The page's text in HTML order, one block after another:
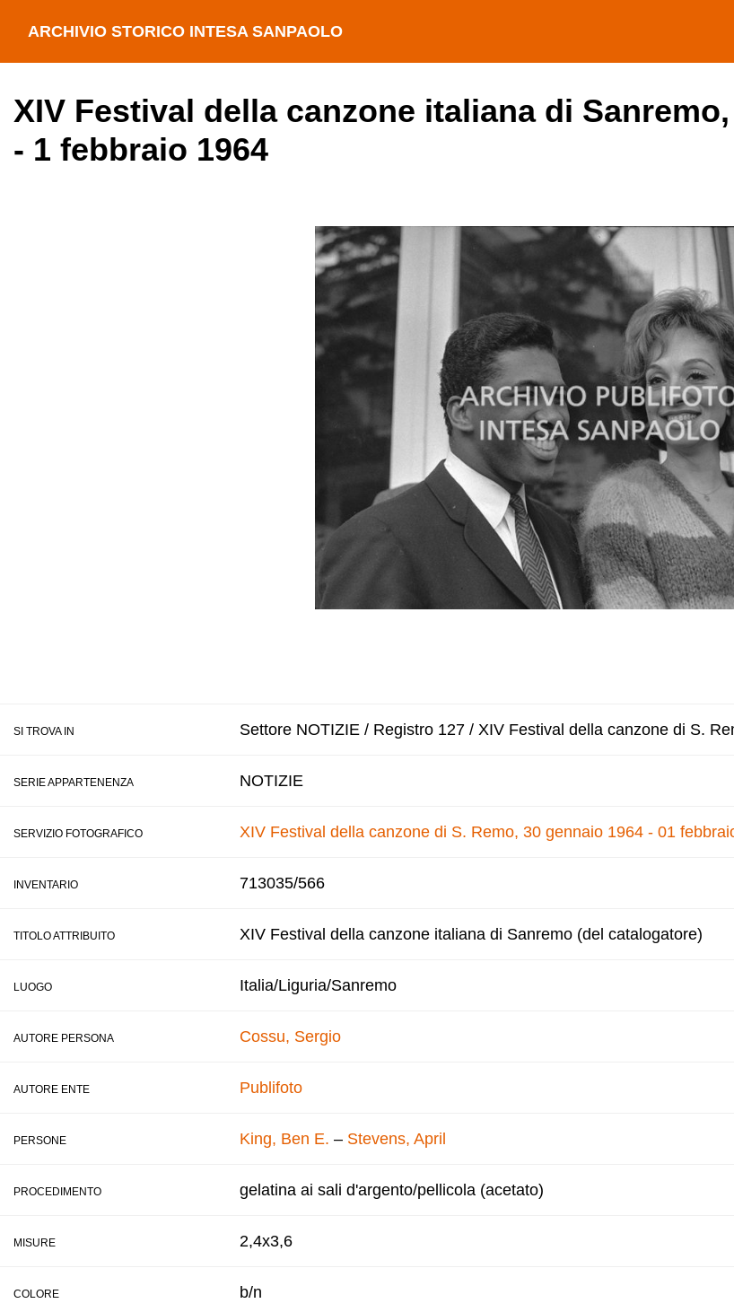
ARCHIVIO STORICO INTESA SANPAOLO
XIV Festival della canzone italiana di
- 1 febbraio 1964
SI TROVA IN Settore NOTIZIE / Registro 127 / XIV Festival della canzone di S.
SERIE APPARTENENZA NOTIZIE
SERVIZIO FOTOGRAFICO XIV Festival della canzone di S. Remo, 30 gennaio 1964 - 01
INVENTARIO 713035/566
TITOLO ATTRIBUITO XIV Festival della canzone italiana di Sanremo (del catalogatore)
LUOGO Italia/Liguria/Sanremo
AUTORE PERSONA Cossu, Sergio
AUTORE ENTE Publifoto
PERSONE King, Ben E. – Stevens, April
PROCEDIMENTO gelatina ai sali d'argento/pellicola (acetato)
MISURE 2,4x3,6
COLORE b/n